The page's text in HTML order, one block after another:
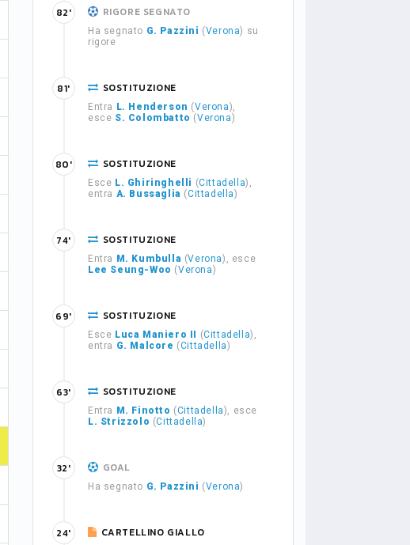
RIGORE SEGNATO
Ha segnato G. Pazzini (Verona) su
rigore
82'
SOSTITUZIONE
Entra L. Henderson (Verona),
esce S. Colombatto (Verona)
81'
SOSTITUZIONE
Esce L. Ghiringhelli (Cittadella),
entra A. Bussaglia (Cittadella)
80'
SOSTITUZIONE
Entra M. Kumbulla (Verona), esce
Lee Seung-Woo (Verona)
74'
SOSTITUZIONE
Esce Luca Maniero II (Cittadella),
entra G. Malcore (Cittadella)
69'
SOSTITUZIONE
Entra M. Finotto (Cittadella), esce
L. Strizzolo (Cittadella)
63'
GOAL
Ha segnato G. Pazzini (Verona)
32'
CARTELLINO GIALLO
24'